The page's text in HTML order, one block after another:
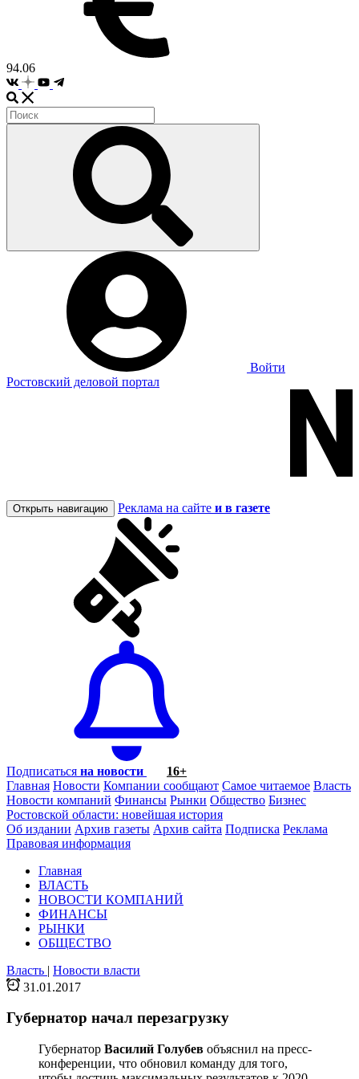
94.06
Войти
Ростовский деловой портал
Открыть навигацию Реклама на сайте и в газете
Подписаться на новости
16+
Главная Новости Компании сообщают Самое читаемое Власть
Новости компаний Финансы Рынки Общество Бизнес
Ростовской области: новейшая история
Об издании Архив газеты Архив сайта Подписка Реклама
Правовая информация
Главная
ВЛАСТЬ
НОВОСТИ КОМПАНИЙ
ФИНАНСЫ
РЫНКИ
ОБЩЕСТВО
Власть | Новости власти
31.01.2017
Губернатор начал перезагрузку
Губернатор Василий Голубев объяснил на пресс-
конференции, что обновил команду для того,